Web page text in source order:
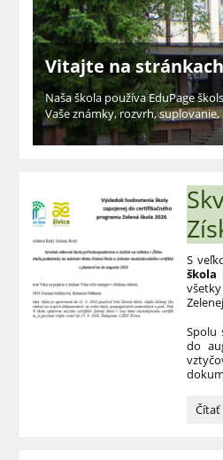
Vitajte na
Naša škola používa EduPage
Vaše známky, rozvrh,
S
škola
Spolu
do
Čítať